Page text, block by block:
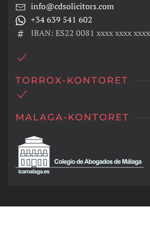
info@cdsolicitors.com
+34 639 541 602
IBAN: ES22 0081 xxxx xxxx
TORROX-KONTORET
MALAGA-KONTORET